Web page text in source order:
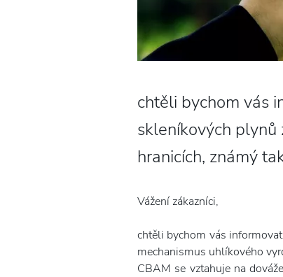
chtěli bychom vás
skleníkových plynů
hranicích, známý
Vážení zákazníci,
chtěli bychom vás
mechanismus uhlíkového
CBAM se vztahuje na